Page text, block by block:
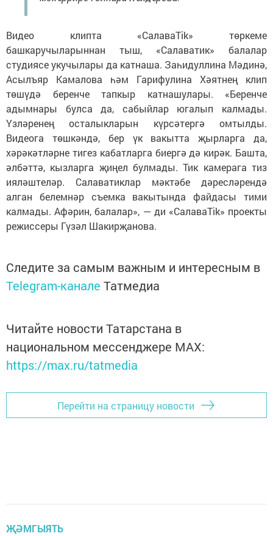
Видео клипта «СалаваTik» төркеме
башкаручыларыннан тыш, «Салаватик» балалар
студиясе укучылары да катнаша. Заһидуллина Мәдинә,
Асылъяр Камалова һәм Гарифулина Хәятнең клип
төшүдә беренче тапкыр катнашулары. «Беренче
адымнары булса да, сабыйлар югалып калмады.
Үзләренең осталыкларын күрсәтергә омтылды.
Видеога төшкәндә, бер үк вакытта җырларга да,
хәрәкәтләрне тигез кабатларга биергә дә кирәк. Башта,
әлбәттә, кызларга җиңел булмады. Тик камерага тиз
ияләштеләр. Салаватиклар мәктәбе дәресләрендә
алган белемнәр съемка вакытында файдасы тими
калмады. Афәрин, балалар», — ди «СалаваTik» проекты
режиссеры Гүзәл Шакирҗанова.
Следите за самым важным и интересным в
Telegram-канале Татмедиа
Читайте новости Татарстана в
национальном мессенджере MАХ:
https://max.ru/tatmedia
Перейти на страницу новости
ҖӘМГЫЯТЬ